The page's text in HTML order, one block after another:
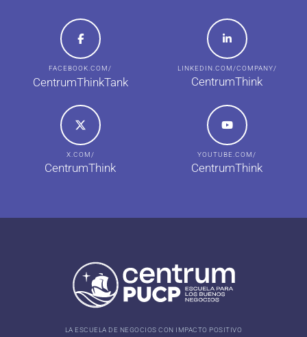
FACEBOOK.COM/
CentrumThinkTank
LINKEDIN.COM/COMPANY/
CentrumThink
X.COM/
CentrumThink
YOUTUBE.COM/
CentrumThink
LA ESCUELA DE NEGOCIOS CON IMPACTO POSITIVO